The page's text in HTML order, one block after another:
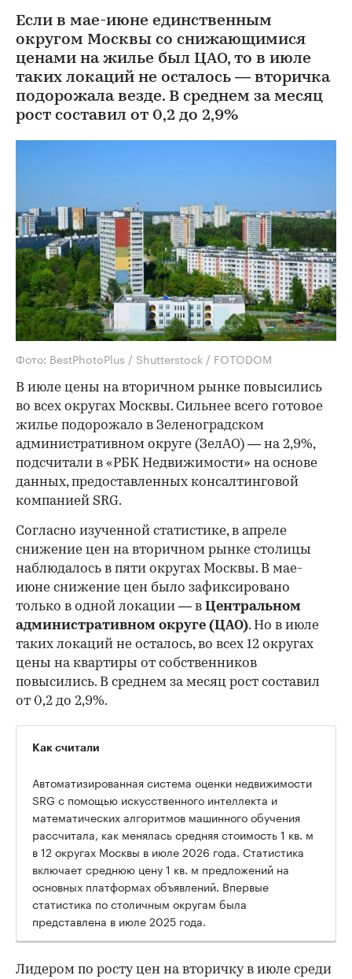
Если в мае-июне единственным
округом Москвы со снижающимися
ценами на жилье был ЦАО, то в июле
таких локаций не осталось — вторичка
подорожала везде. В среднем за месяц
рост составил от 0,2 до 2,9%
Фото: BestPhotoPlus / Shutterstock / FOTODOM
В июле цены на вторичном рынке повысились
во всех округах Москвы. Сильнее всего готовое
жилье подорожало в Зеленоградском
административном округе (ЗелАО) — на 2,9%,
подсчитали в «РБК Недвижимости» на основе
данных, предоставленных консалтинговой
компанией SRG.
Согласно изученной статистике, в апреле
снижение цен на вторичном рынке столицы
наблюдалось в пяти округах Москвы. В мае-
июне снижение цен было зафиксировано
только в одной локации — в Центральном
административном округе (ЦАО). Но в июле
таких локаций не осталось, во всех 12 округах
цены на квартиры от собственников
повысились. В среднем за месяц рост составил
от 0,2 до 2,9%.
Как считали
Автоматизированная система оценки недвижимости
SRG с помощью искусственного интеллекта и
математических алгоритмов машинного обучения
рассчитала, как менялась средняя стоимость 1 кв. м
в 12 округах Москвы в июле 2026 года. Статистика
включает среднюю цену 1 кв. м предложений на
основных платформах объявлений. Впервые
статистика по столичным округам была
представлена в июле 2025 года.
Лидером по росту цен на вторичку в июле среди